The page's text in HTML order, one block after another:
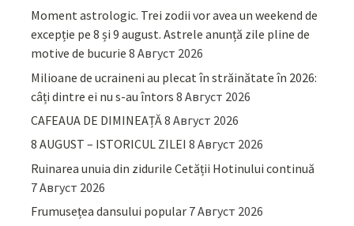
Moment astrologic. Trei zodii vor avea un weekend de
excepție pe 8 și 9 august. Astrele anunță zile pline de
motive de bucurie 8 Август 2026
Milioane de ucraineni au plecat în străinătate în 2026:
câți dintre ei nu s-au întors 8 Август 2026
CAFEAUA DE DIMINEAȚĂ8 Август 2026
8 AUGUST – ISTORICUL ZILEI 8 Август 2026
Ruinarea unuia din zidurile Cetății Hotinului continuă
7 Август 2026
Frumusețea dansului popular 7 Август 2026